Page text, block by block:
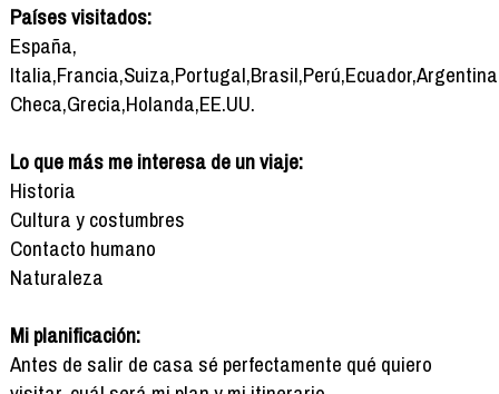
Países visitados:
España,
Checa,Grecia,Holanda,EE.UU.
Lo que más me interesa de un viaje:
Historia
Cultura y costumbres
Contacto humano
Naturaleza
Mi planificación:
Antes de salir de casa sé perfectamente qué quiero